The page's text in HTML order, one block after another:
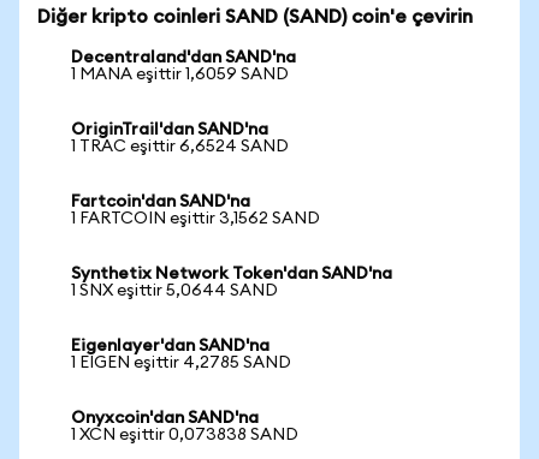
Diğer kripto coinleri SAND (SAND) coin'e çevirin
Decentraland'dan SAND'na
1 MANA eşittir 1,6059 SAND
OriginTrail'dan SAND'na
1 TRAC eşittir 6,6524 SAND
Fartcoin'dan SAND'na
1 FARTCOIN eşittir 3,1562 SAND
Synthetix Network Token'dan SAND'na
1 SNX eşittir 5,0644 SAND
Eigenlayer'dan SAND'na
1 EIGEN eşittir 4,2785 SAND
Onyxcoin'dan SAND'na
1 XCN eşittir 0,073838 SAND